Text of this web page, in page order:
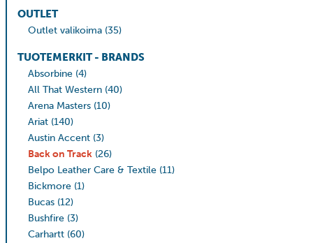
OUTLET
Outlet valikoima (35)
TUOTEMERKIT - BRANDS
Absorbine (4)
All That Western (40)
Arena Masters (10)
Ariat (140)
Austin Accent (3)
Back on Track (26)
Belpo Leather Care & Textile (11)
Bickmore (1)
Bucas (12)
Bushfire (3)
Carhartt (60)